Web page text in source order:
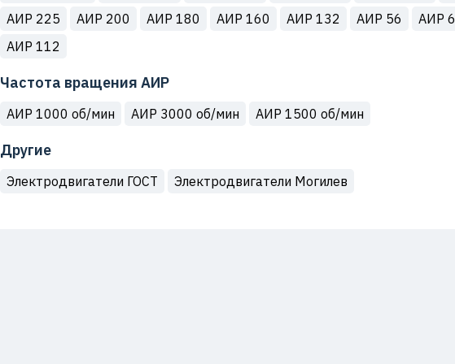
АИР 225
АИР 200 АИР 180 АИР 160 АИР 132 АИР 56 АИР
АИР 112
Частота вращения АИР
АИР 1000 об/мин АИР 3000 об/мин АИР 1500 об/мин
Другие
Электродвигатели ГОСТ Электродвигатели Могилев